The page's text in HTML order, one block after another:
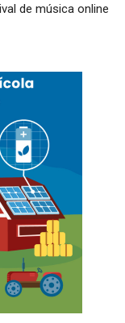
de música online